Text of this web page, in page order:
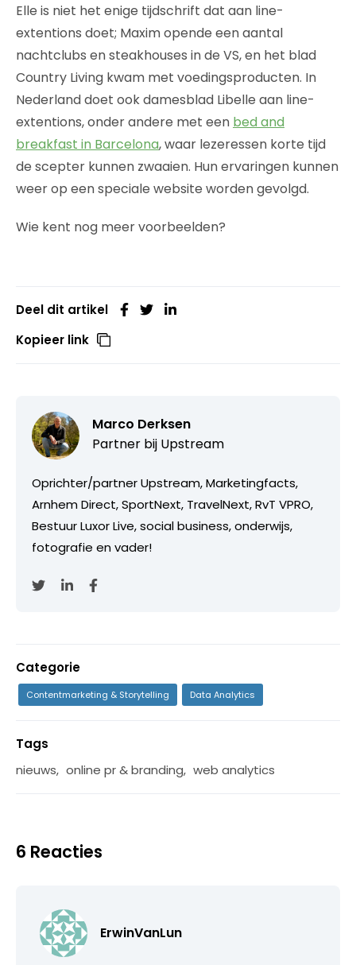
Elle is niet het enige tijdschrift dat aan line-
extentions doet; Maxim opende een aantal
nachtclubs en steakhouses in de VS, en het blad
Country Living kwam met voedingsproducten. In
Nederland doet ook damesblad Libelle aan line-
extentions, onder andere met een bed and
breakfast in Barcelona, waar lezeressen korte tijd
de scepter kunnen zwaaien. Hun ervaringen kunnen
weer op een speciale website worden gevolgd.
Wie kent nog meer voorbeelden?
Deel dit artikel
Kopieer link
Marco Derksen
Partner bij Upstream
Oprichter/partner Upstream, Marketingfacts,
Arnhem Direct, SportNext, TravelNext, RvT VPRO,
Bestuur Luxor Live, social business, onderwijs,
fotografie en vader!
Categorie
Contentmarketing & Storytelling Data Analytics
Tags
nieuws, online pr & branding, web analytics
6 Reacties
ErwinVanLun